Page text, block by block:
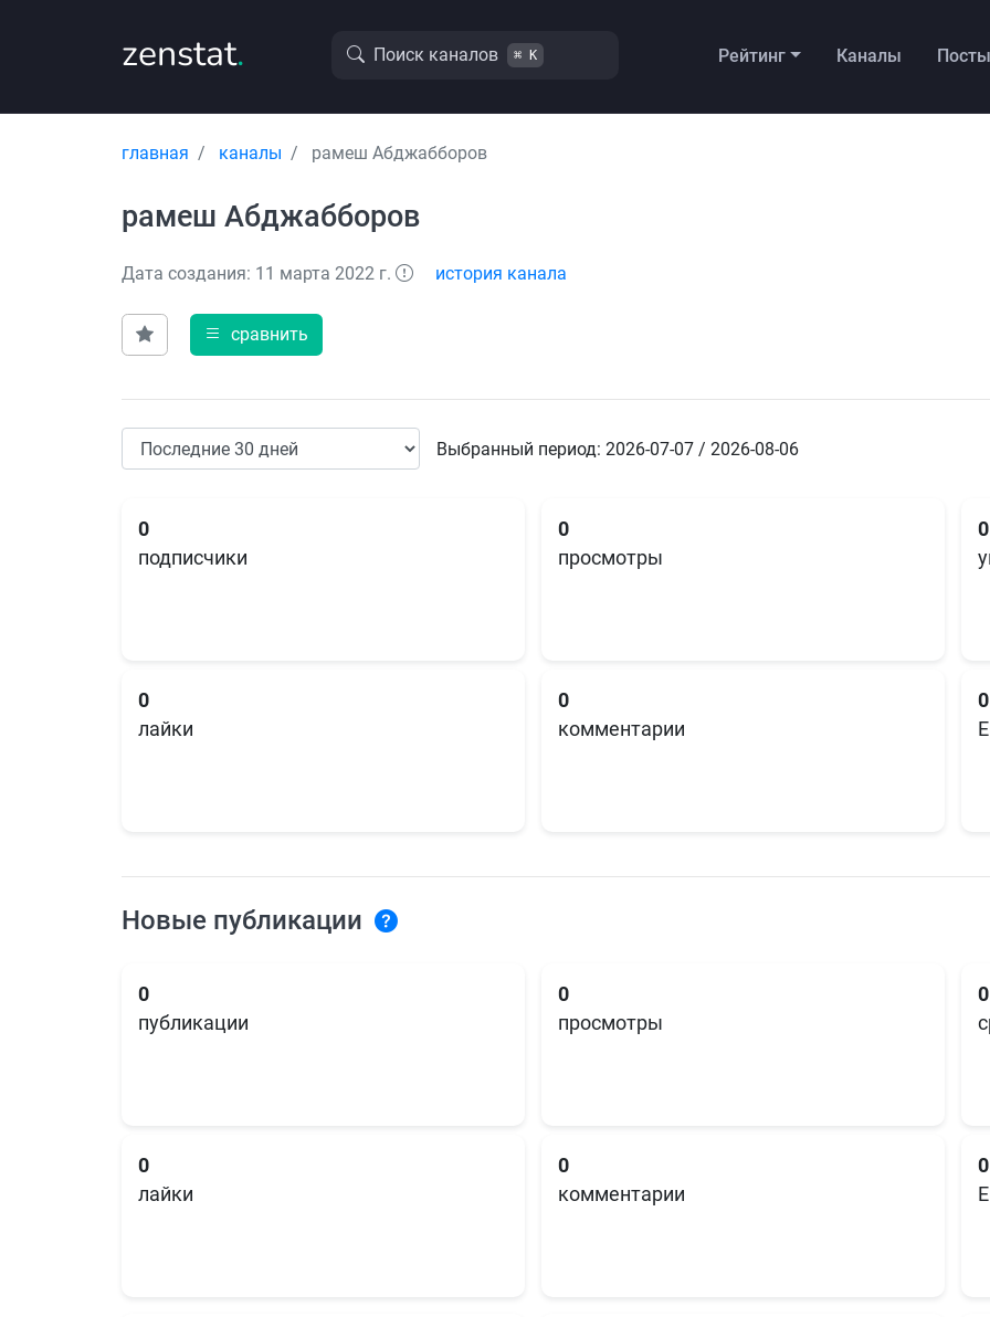
zenstat. Поиск каналов ⌘ K Рейтинг Каналы Посты
главная каналы рамеш Абджабборов
рамеш Абджабборов
Дата создания: 11 марта 2022 г. история канала
сравнить
Выбранный период: 2026-07-07 / 2026-08-06
0
подписчики
0
просмотры
0
0
лайки
0
комментарии
0
Новые публикации
0
публикации
0
просмотры
0
0
лайки
0
комментарии
0